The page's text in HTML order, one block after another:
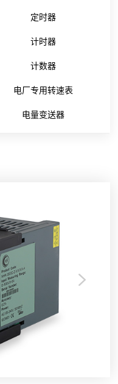
定时器
计时器
计数器
电厂专用转速表
电量变送器